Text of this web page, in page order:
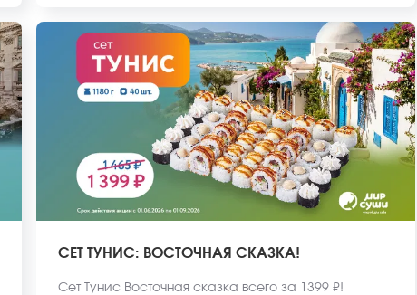
СЕТ ТУНИС: ВОСТОЧНАЯ СКАЗКА!
Сет Тунис Восточная сказка всего за 1399 ₽!